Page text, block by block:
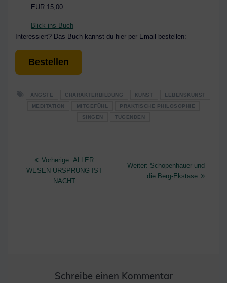
EUR 15,00
Blick ins Buch
Interessiert? Das Buch kannst du hier per Email bestellen:
Bestellen
ÄNGSTE CHARAKTERBILDUNG KUNST
LEBENSKUNST
MEDITATION
MITGEFÜHL
PRAKTISCHE PHILOSOPHIE
SINGEN
TUGENDEN
Beitragsnavigation
Vorherige: Vorheriger
Beitrag:
ALLER
WESEN URSPRUNG IST
NACHT
Weiter: Nächster
Beitrag:
Schopenhauer und
die Berg-Ekstase
Schreibe einen Kommentar